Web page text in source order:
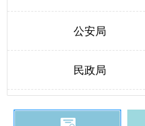
公安局
民政局
人力资源和社会保障局